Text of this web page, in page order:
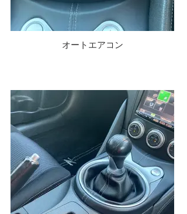
オートエアコン